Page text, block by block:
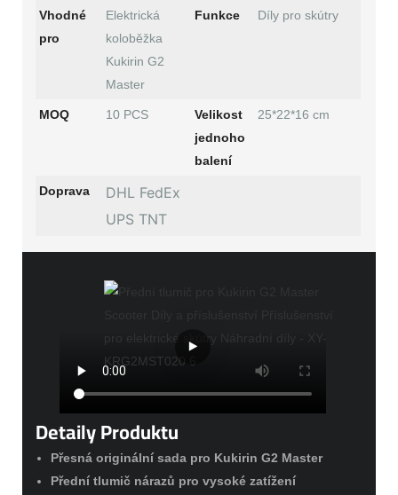
Vhodné
pro
Elektrická
koloběžka
Kukirin G2
Master
Funkce Díly pro skútry
MOQ 10 PCS
Velikost
jednoho
balení
25*22*16 cm
Doprava
DHL FedEx
UPS TNT
Detaily Produktu
Přesná originální sada pro Kukirin G2 Master
Přední tlumič nárazů pro vysoké zatížení